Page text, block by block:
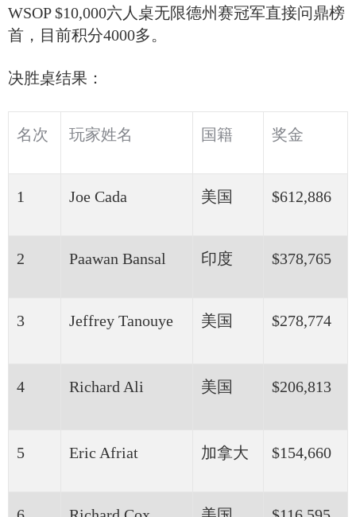
WSOP $10,000六人桌无限德州赛冠军直接问鼎榜
首，目前积分4000多。
决胜桌结果：
名次 玩家姓名 国籍 奖金
1 Joe Cada 美国 $612,886
2 Paawan Bansal 印度 $378,765
3 Jeffrey Tanouye 美国 $278,774
4 Richard Ali 美国 $206,813
5 Eric Afriat 加拿大 $154,660